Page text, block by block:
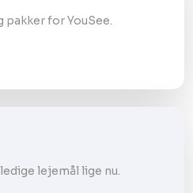
for YouSee.
lejemål lige nu.